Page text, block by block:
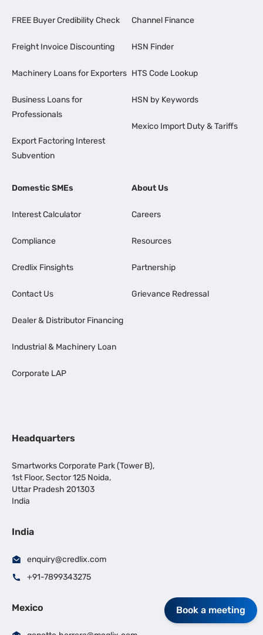
FREE Buyer Credibility Check
Freight Invoice Discounting
Machinery Loans for Exporters
Business Loans for
Professionals
Export Factoring Interest
Subvention
Channel Finance
HSN Finder
HTS Code Lookup
HSN by Keywords
Mexico Import Duty & Tariffs
Domestic SMEs
Interest Calculator
Compliance
Credlix Finsights
Contact Us
Dealer & Distributor Financing
Industrial & Machinery Loan
Corporate LAP
About Us
Careers
Resources
Partnership
Grievance Redressal
Headquarters
Smartworks Corporate Park (Tower B),
1st Floor, Sector 125 Noida,
Uttar Pradesh 201303
India
India
enquiry@credlix.com
+91-7899343275
Mexico Book a meeting